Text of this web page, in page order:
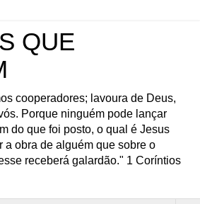
QUE
cooperadores; lavoura de Deus,
Porque ninguém pode lançar
do que foi posto, o qual é Jesus
a obra de alguém que sobre o
receberá galardão." 1 Coríntios